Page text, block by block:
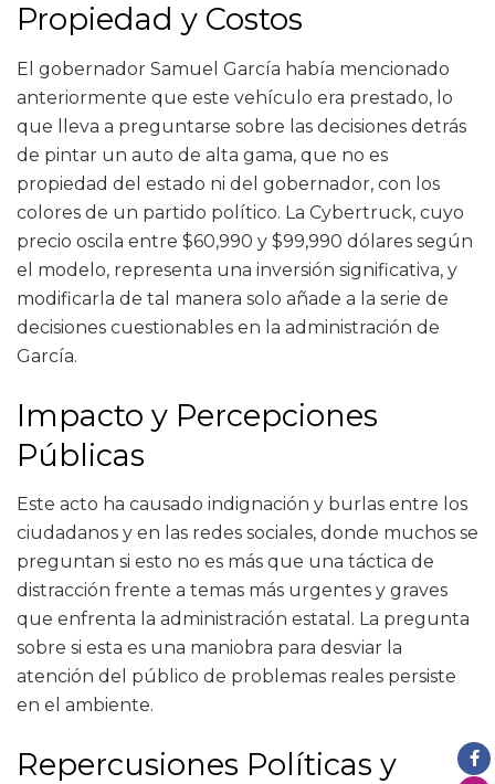
Propiedad y Costos
El gobernador Samuel García había mencionado
anteriormente que este vehículo era prestado, lo
que lleva a preguntarse sobre las decisiones detrás
de pintar un auto de alta gama, que no es
propiedad del estado ni del gobernador, con los
colores de un partido político. La Cybertruck, cuyo
precio oscila entre $60,990 y $99,990 dólares según
el modelo, representa una inversión significativa, y
modificarla de tal manera solo añade a la serie de
decisiones cuestionables en la administración de
García.
Impacto y Percepciones
Públicas
Este acto ha causado indignación y burlas entre los
ciudadanos y en las redes sociales, donde muchos se
preguntan si esto no es más que una táctica de
distracción frente a temas más urgentes y graves
que enfrenta la administración estatal. La pregunta
sobre si esta es una maniobra para desviar la
atención del público de problemas reales persiste
en el ambiente.
Repercusiones Políticas y